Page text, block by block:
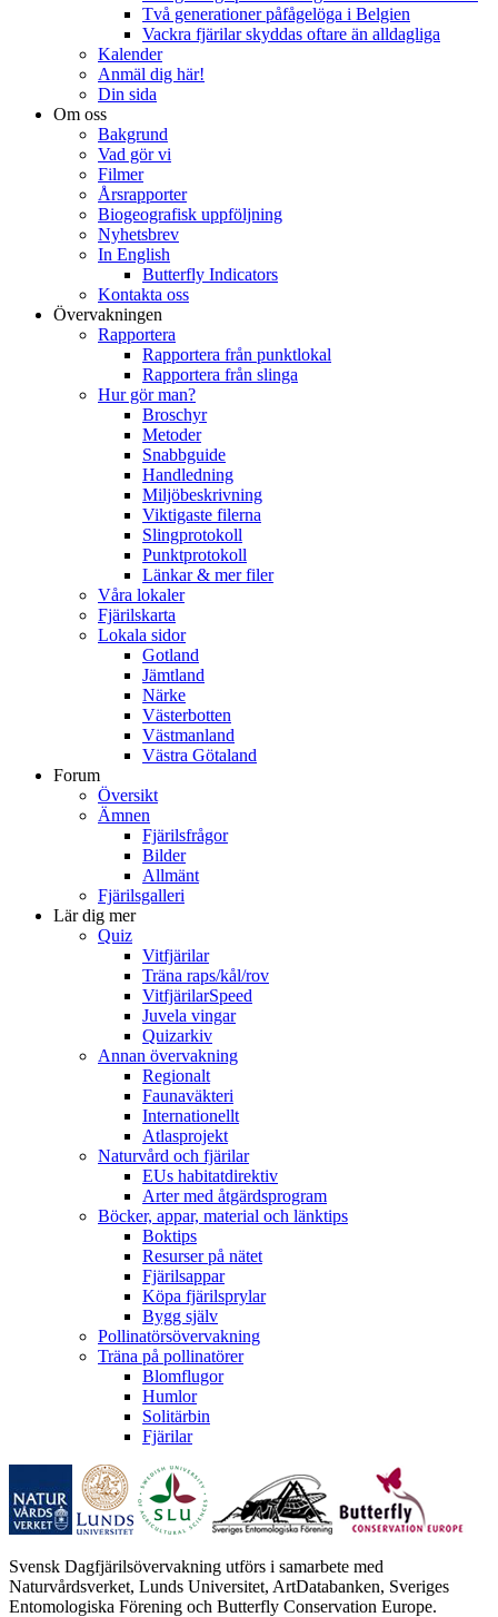
Två generationer påfågelöga i Belgien
Vackra fjärilar skyddas oftare än alldagliga
Kalender
Anmäl dig här!
Din sida
Om oss
Bakgrund
Vad gör vi
Filmer
Årsrapporter
Biogeografisk uppföljning
Nyhetsbrev
In English
Butterfly Indicators
Kontakta oss
Övervakningen
Rapportera
Rapportera från punktlokal
Rapportera från slinga
Hur gör man?
Broschyr
Metoder
Snabbguide
Handledning
Miljöbeskrivning
Viktigaste filerna
Slingprotokoll
Punktprotokoll
Länkar & mer filer
Våra lokaler
Fjärilskarta
Lokala sidor
Gotland
Jämtland
Närke
Västerbotten
Västmanland
Västra Götaland
Forum
Översikt
Ämnen
Fjärilsfrågor
Bilder
Allmänt
Fjärilsgalleri
Lär dig mer
Quiz
Vitfjärilar
Träna raps/kål/rov
VitfjärilarSpeed
Juvela vingar
Quizarkiv
Annan övervakning
Regionalt
Faunaväkteri
Internationellt
Atlasprojekt
Naturvård och fjärilar
EUs habitatdirektiv
Arter med åtgärdsprogram
Böcker, appar, material och länktips
Boktips
Resurser på nätet
Fjärilsappar
Köpa fjärilsprylar
Bygg själv
Pollinatörsövervakning
Träna på pollinatörer
Blomflugor
Humlor
Solitärbin
Fjärilar
Svensk Dagfjärilsövervakning utförs i samarbete med
Naturvårdsverket, Lunds Universitet, ArtDatabanken, Sveriges
Entomologiska Förening och Butterfly Conservation Europe.